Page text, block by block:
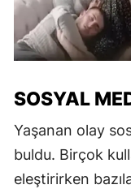
SOSYAL
Yaşanan olay
buldu. Birçok
eleştirirken